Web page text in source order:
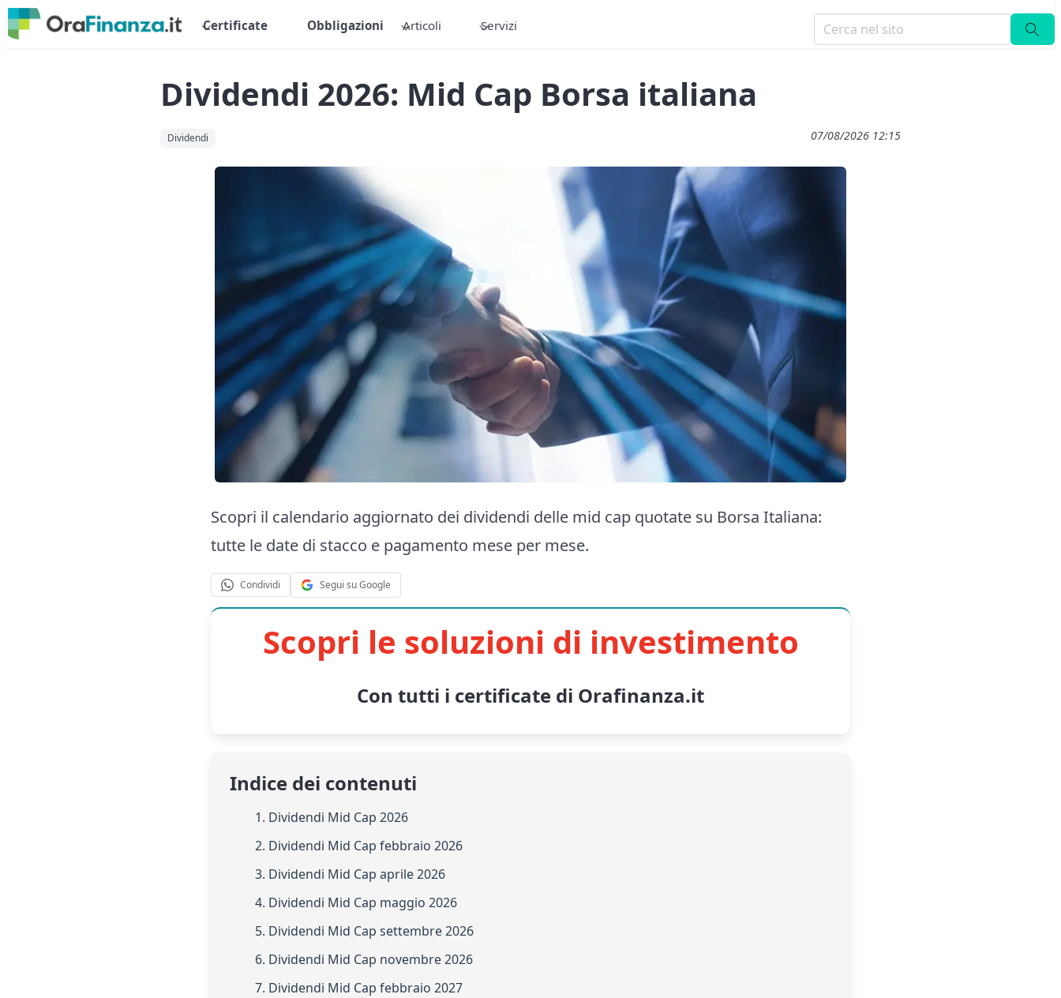
Certificate Obbligazioni Articoli Servizi
Dividendi 2026: Mid Cap Borsa italiana
Dividendi 07/08/2026 12:15
Scopri il calendario aggiornato dei dividendi delle mid cap quotate su Borsa Italiana:
tutte le date di stacco e pagamento mese per mese.
Condividi Segui su Google
Scopri le soluzioni di investimento
Con tutti i certificate di Orafinanza.it
Indice dei contenuti
1. Dividendi Mid Cap 2026
2. Dividendi Mid Cap febbraio 2026
3. Dividendi Mid Cap aprile 2026
4. Dividendi Mid Cap maggio 2026
5. Dividendi Mid Cap settembre 2026
6. Dividendi Mid Cap novembre 2026
7. Dividendi Mid Cap febbraio 2027